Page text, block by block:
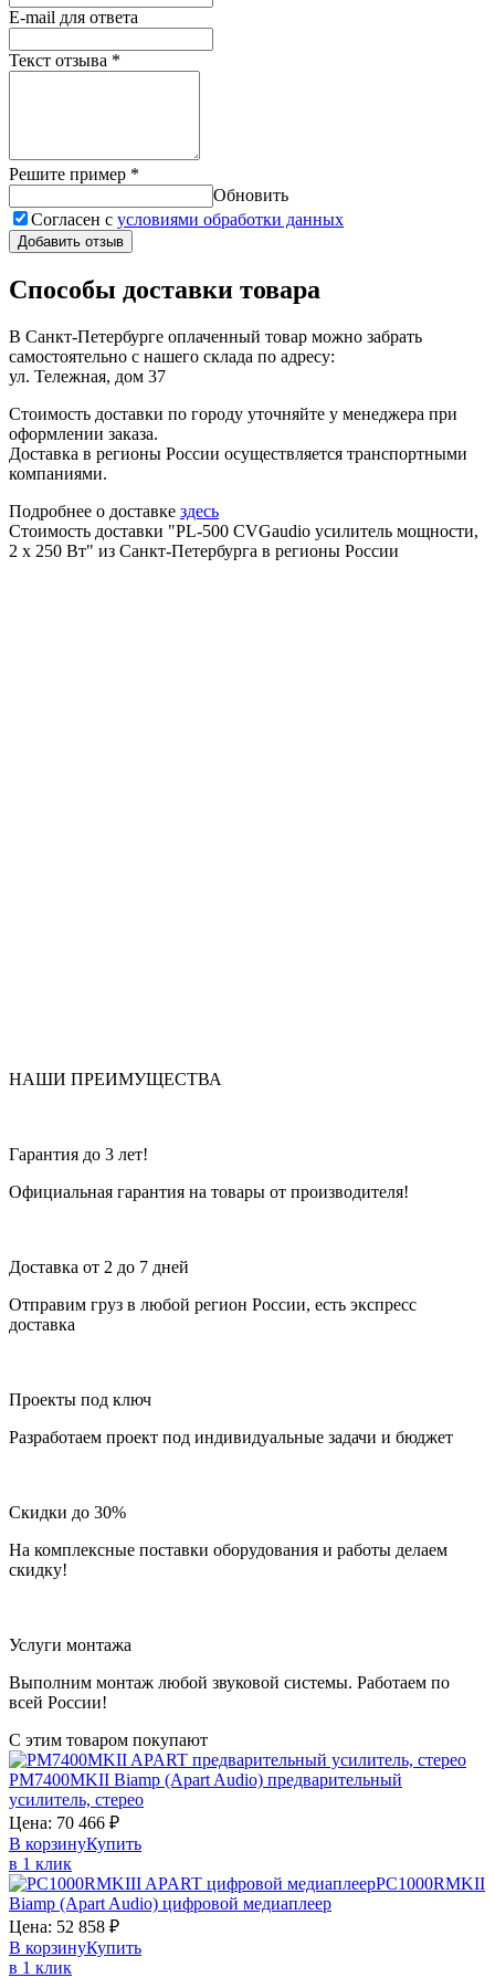
E-mail для ответа
Текст отзыва *
Решите пример *
Обновить
Согласен с условиями обработки данных
Добавить отзыв
Способы доставки товара
В Санкт-Петербурге оплаченный товар можно забрать
самостоятельно с нашего склада по адресу:
ул. Тележная, дом 37
Стоимость доставки по городу уточняйте у менеджера при
оформлении заказа.
Доставка в регионы России осуществляется транспортными
компаниями.
Подробнее о доставке здесь
Стоимость доставки "PL-500 CVGaudio усилитель мощности,
2 х 250 Вт" из Санкт-Петербурга в регионы России
НАШИ ПРЕИМУЩЕСТВА
Гарантия до 3 лет!
Официальная гарантия на товары от производителя!
Доставка от 2 до 7 дней
Отправим груз в любой регион России, есть экспресс
доставка
Проекты под ключ
Разработаем проект под индивидуальные задачи и бюджет
Скидки до 30%
На комплексные поставки оборудования и работы делаем
скидку!
Услуги монтажа
Выполним монтаж любой звуковой системы. Работаем по
всей России!
С этим товаром покупают
PM7400MKII Biamp (Apart Audio) предварительный
усилитель, стерео
Цена: 70 466 ₽
В корзинуКупить
в 1 клик
PC1000RMKII
Biamp (Apart Audio) цифровой медиаплеер
Цена: 52 858 ₽
В корзинуКупить
в 1 клик